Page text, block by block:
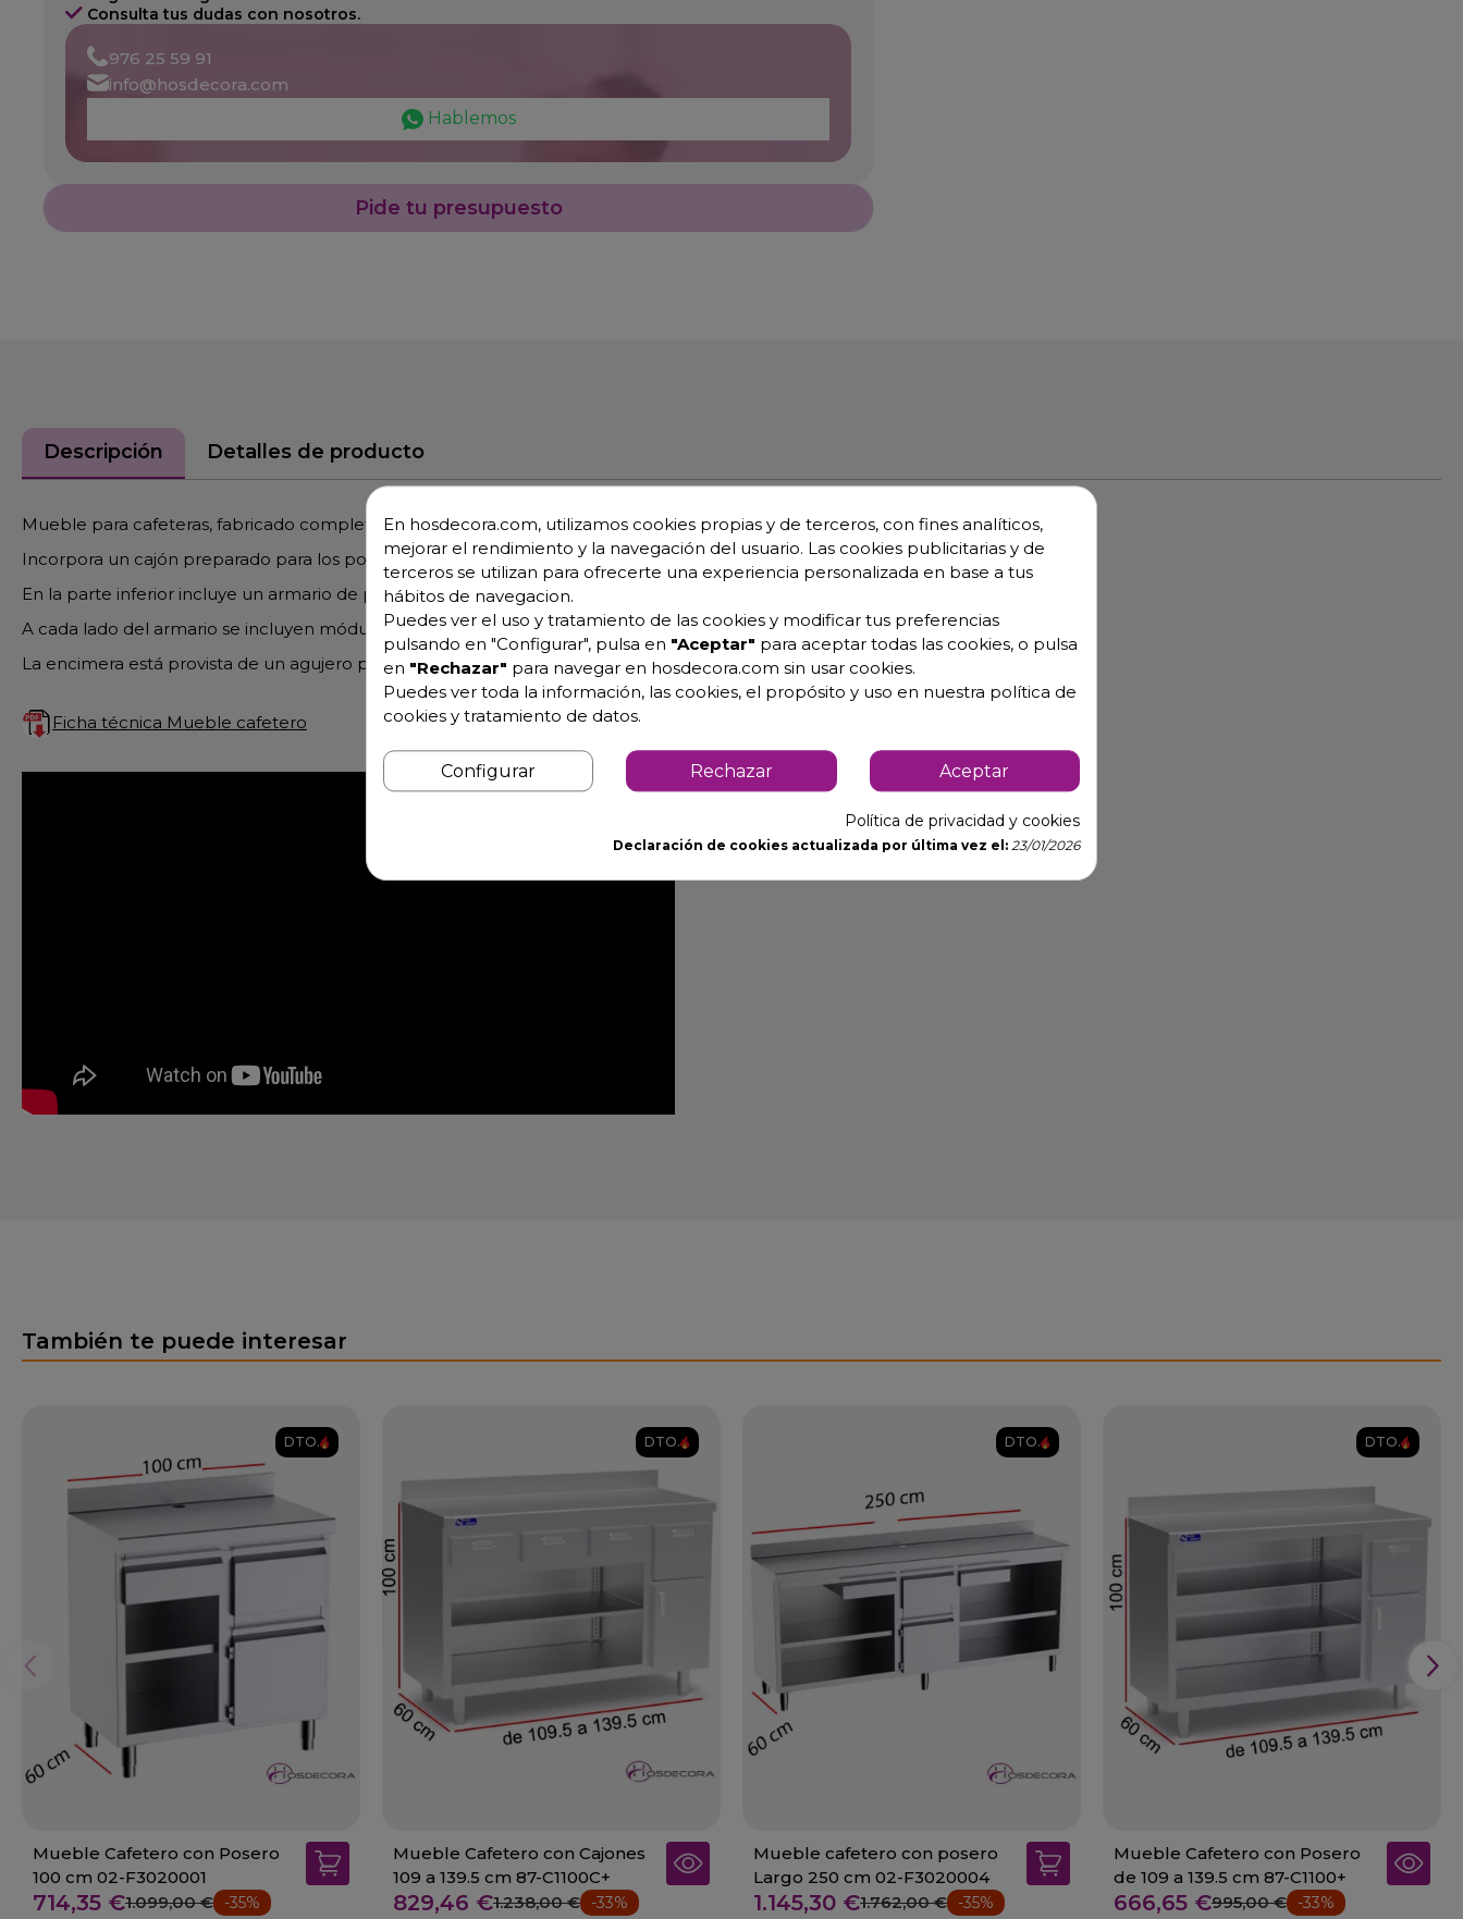
Consulta tus dudas con nosotros.
976 25 59 91
info@hosdecora.com
Hablemos
Pide tu presupuesto
Descripción Detalles de producto
Mueble para cafeteras, fabricado completamente en acero inoxidable. 074602
Incorpora un cajón preparado para los posos de café.
En la parte inferior incluye un armario de puerta abatible.
A cada lado del armario se incluyen módulos de 3 entrepaños para aumentar el espacio de almacenaje.
La encimera está provista de un agujero para realizar la instalación de la cafetera
Ficha técnica Mueble cafetero
También te puede interesar
DTO.
Mueble Cafetero con Posero
100 cm 02-F3020001
714,35 €1.099,00 € -35%
DTO.
Mueble Cafetero con Cajones
109 a 139.5 cm 87-C1100C+
829,46 €1.238,00 € -33%
DTO.
Mueble cafetero con posero
Largo 250 cm 02-F3020004
1.145,30 €1.762,00 € -35%
DTO.
Mueble Cafetero con Posero
de 109 a 139.5 cm 87-C1100+
666,65 €995,00 € -33%
En hosdecora.com, utilizamos cookies propias y de terceros, con fines analíticos,
mejorar el rendimiento y la navegación del usuario. Las cookies publicitarias y de
terceros se utilizan para ofrecerte una experiencia personalizada en base a tus
hábitos de navegacion.
Puedes ver el uso y tratamiento de las cookies y modificar tus preferencias
pulsando en "Configurar", pulsa en "Aceptar" para aceptar todas las cookies, o pulsa
en "Rechazar" para navegar en hosdecora.com sin usar cookies.
Puedes ver toda la información, las cookies, el propósito y uso en nuestra política de
cookies y tratamiento de datos.
Configurar Rechazar Aceptar
Política de privacidad y cookies
Declaración de cookies actualizada por última vez el: 23/01/2026